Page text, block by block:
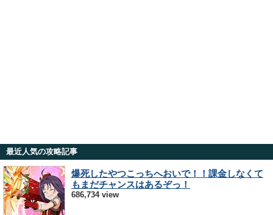
最近人気の攻略記事
爆死したやつこっちへおいで！！課金しなくて
もまだチャンスはあるぞっ！
686,734 view